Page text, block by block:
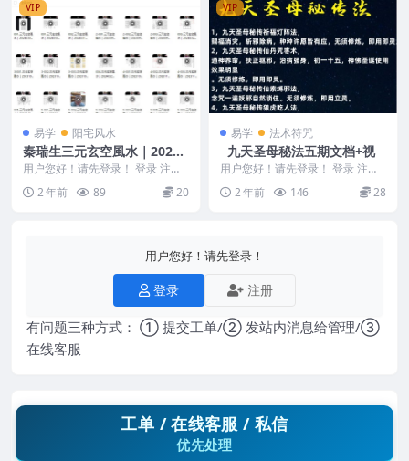
VIP
易学 阳宅风水
秦瑞生三元玄空風水｜2023
年 （32视频）
用户您好！请先登录！ 登录 注册
秦瑞生三元玄空風水｜2023年 （3
2视频 2...
2 年前 89 20
VIP
易学 法术符咒
九天圣母秘法五期文档+视
用户您好！请先登录！ 登录 注册
九天圣母秘法五期 不要过于执着
迷，娱乐内...
2 年前 146 28
用户您好！请先登录！
登录 注册
有问题三种方式： ① 提交工单/② 发站内消息给管理/③
在线客服
工单 / 在线客服 / 私信
优先处理